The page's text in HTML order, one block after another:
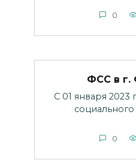
0
ФСС в г.
С 01 января
0